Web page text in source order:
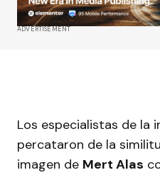
ADVERTISEMENT
Los especialistas de la
percataron de la
imagen de Mert Alas